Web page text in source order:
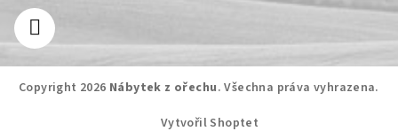
Copyright 2026 Nábytek z ořechu. Všechna práva vyhrazena.
Vytvořil Shoptet